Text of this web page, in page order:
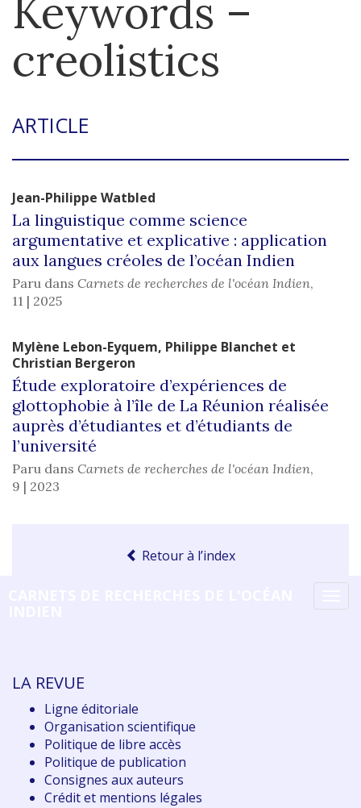
Keywords –
creolistics
ARTICLE
Jean-Philippe Watbled
La linguistique comme science
argumentative et explicative : application
aux langues créoles de l’océan Indien
Paru dans Carnets de recherches de l'océan Indien,
11 | 2025
Mylène Lebon-Eyquem, Philippe Blanchet et
Christian Bergeron
Étude exploratoire d’expériences de
glottophobie à l’île de La Réunion réalisée
auprès d’étudiantes et d’étudiants de
l’université
Paru dans Carnets de recherches de l'océan Indien,
9 | 2023
Retour à l’index
LA REVUE
Ligne éditoriale
Organisation scientifique
Politique de libre accès
Politique de publication
Consignes aux auteurs
Crédit et mentions légales